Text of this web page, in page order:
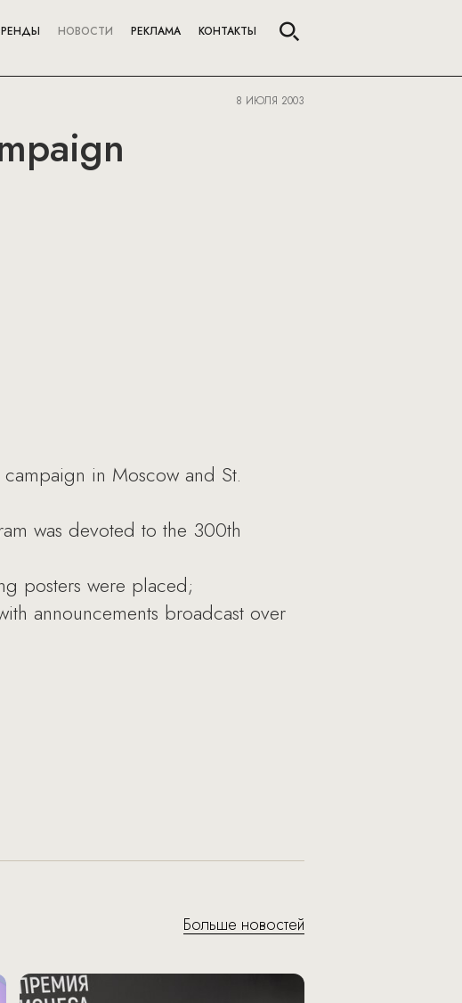
НОВОСТИ РЕКЛАМА КОНТАКТЫ
8 ИЮЛЯ 2003
in Moscow and St.
was devoted to the 300th
posters were placed;
announcements broadcast over
Больше новостей